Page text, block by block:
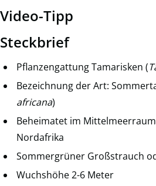
Video-Tipp
Steckbrief
Pflanzengattung Tamarisken (
Bezeichnung der Art:
africana)
Beheimatet im
Nordafrika
Sommergrüner Großstrauch
Wuchshöhe 2-6 Meter